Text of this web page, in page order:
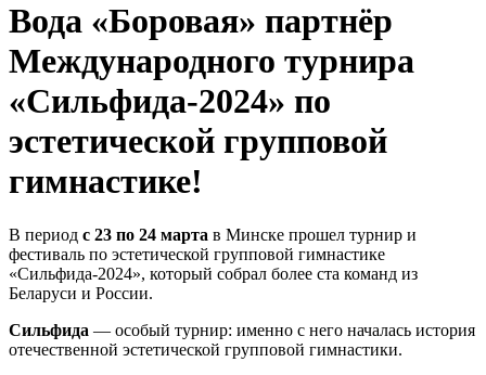
Вода «Боровая» партнёр
Международного турнира
«Сильфида-2024» по
эстетической групповой
гимнастике!
В период с 23 по 24 марта в Минске прошел турнир и
фестиваль по эстетической групповой гимнастике
«Сильфида-2024», который собрал более ста команд из
Беларуси и России.
Сильфида — особый турнир: именно с него началась история
отечественной эстетической групповой гимнастики.